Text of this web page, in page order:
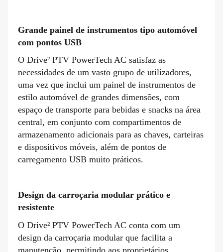
Grande painel de instrumentos tipo automóvel
com pontos USB
O Drive² PTV PowerTech AC satisfaz as
necessidades de um vasto grupo de utilizadores,
uma vez que inclui um painel de instrumentos de
estilo automóvel de grandes dimensões, com
espaço de transporte para bebidas e snacks na área
central, em conjunto com compartimentos de
armazenamento adicionais para as chaves, carteiras
e dispositivos móveis, além de pontos de
carregamento USB muito práticos.
Design da carroçaria modular prático e
resistente
O Drive² PTV PowerTech AC conta com um
design da carroçaria modular que facilita a
manutenção, permitindo aos proprietários